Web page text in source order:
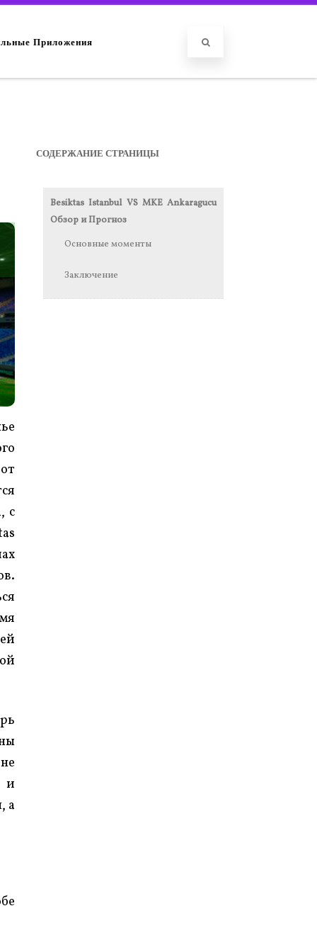
Приложения
с
и
а
СОДЕРЖАНИЕ СТРАНИЦЫ
Besiktas Istanbul VS MKE Ankaragucu
Обзор и Прогноз
Основные моменты
Заключение